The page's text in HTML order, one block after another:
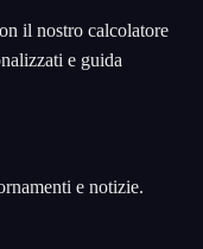
il nostro calcolatore
e guida
e notizie.